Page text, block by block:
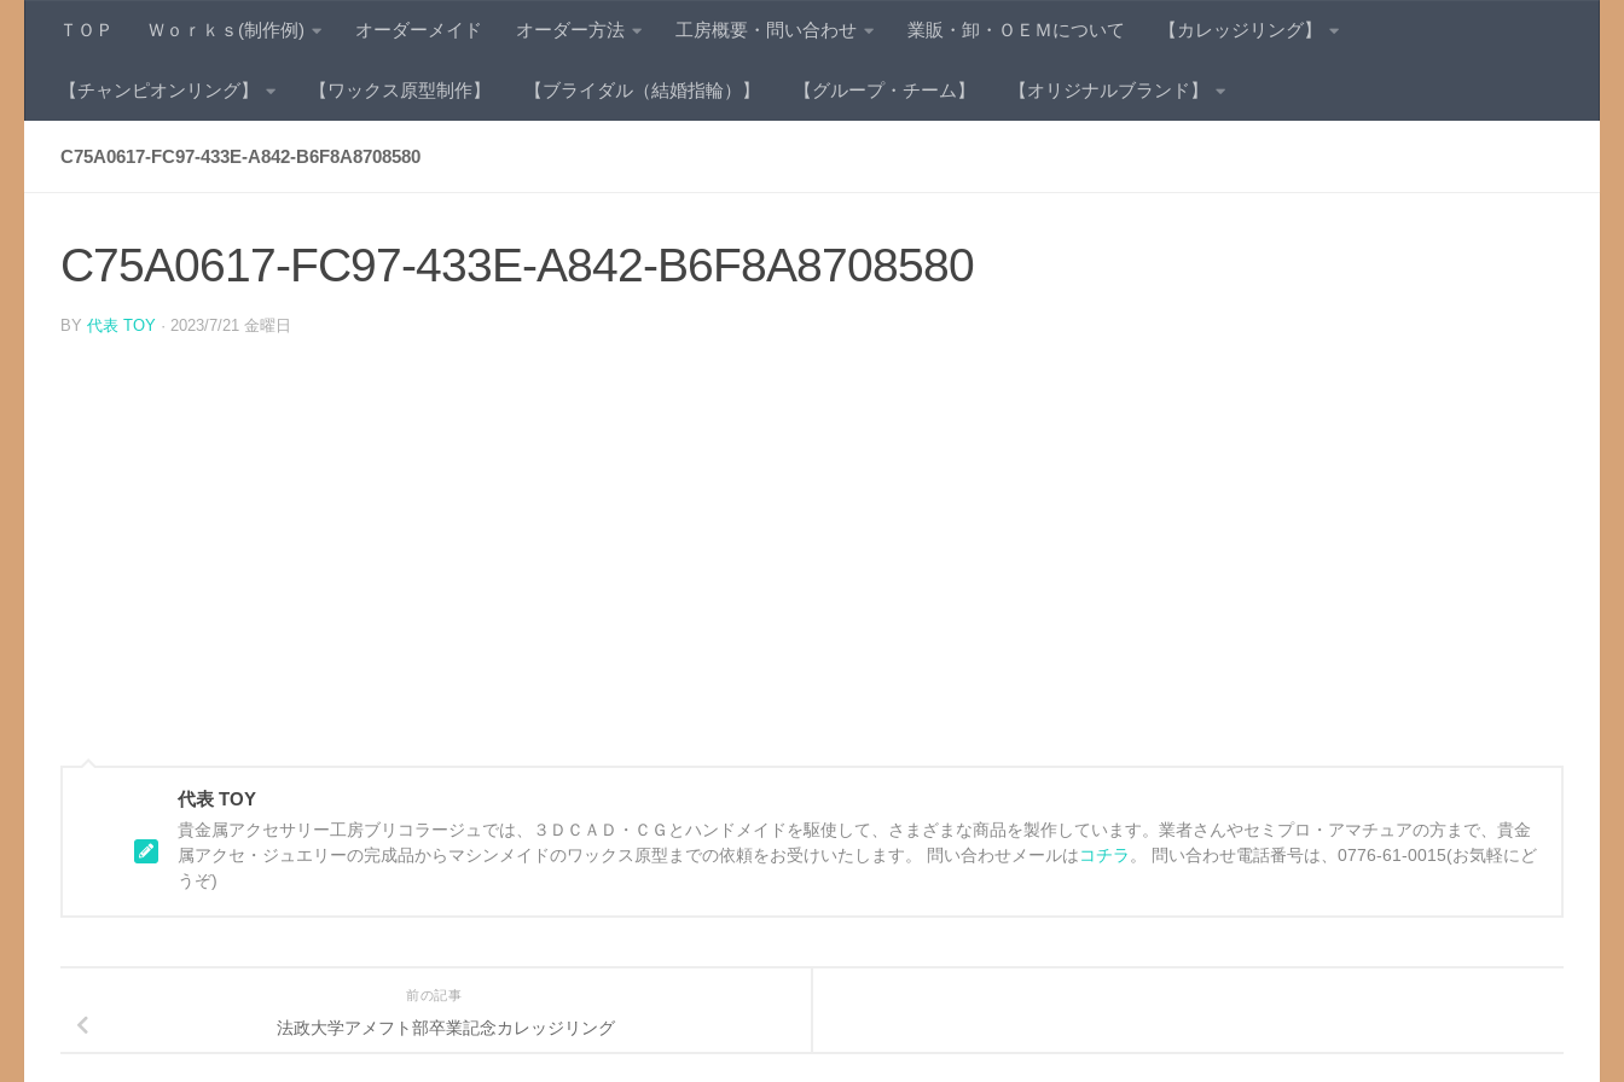
コンテンツへスキップ
ＴＯＰ Ｗｏｒｋｓ(制作例) オーダーメイド オーダー方法 工房概要・問い合わせ 業販・卸・ＯＥＭについて 【カレッジリング】
【チャンピオンリング】 【ワックス原型制作】 【ブライダル（結婚指輪）】 【グループ・チーム】 【オリジナルブランド】
C75A0617-FC97-433E-A842-B6F8A8708580
C75A0617-FC97-433E-A842-B6F8A8708580
BY 代表 TOY · 2023/7/21 金曜日
代表 TOY
貴金属アクセサリー工房ブリコラージュでは、３ＤＣＡＤ・ＣＧとハンドメイドを駆使して、さまざまな商品を製作しています。業者さんやセミプロ・アマチュアの方まで、貴金
属アクセ・ジュエリーの完成品からマシンメイドのワックス原型までの依頼をお受けいたします。 問い合わせメールはコチラ 。 問い合わせ電話番号は、0776-61-0015(お気軽にど
うぞ)
前の記事
法政大学アメフト部卒業記念カレッジリング